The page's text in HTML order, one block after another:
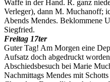
Waffe in der Hand. R. ganz
Verleger), dann M. Muchanoff;
Abends Mendes. Beklommene
Siegfried.
Freitag 17ter
Guter Tag! Am Morgen eine
Aufsatz doch abgedruckt
Abschiedsbesuch bei Marie
Nachmittags Mendes mit